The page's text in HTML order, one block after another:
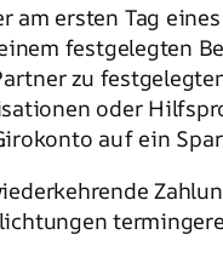
am ersten Tag
festgelegten
zu
oder
auf ein